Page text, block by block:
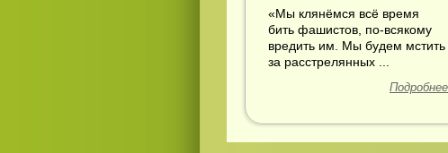
«Мы клянёмся всё время
бить фашистов, по-всякому
вредить им. Мы будем мстить
за расстрелянных ...
Подробнее